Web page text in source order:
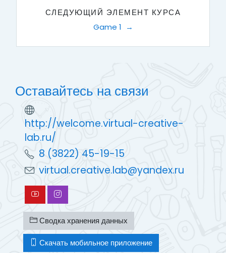
СЛЕДУЮЩИЙ ЭЛЕМЕНТ КУРСА
Game 1  →
Оставайтесь на связи
http://welcome.virtual-creative-
lab.ru/
8 (3822) 45-19-15
virtual.creative.lab@yandex.ru
Сводка хранения данных
Скачать мобильное приложение